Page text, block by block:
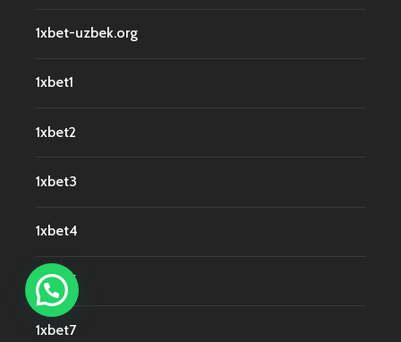
1xbet-uzbek.org
1xbet1
1xbet2
1xbet3
1xbet4
1xbet5
1xbet7